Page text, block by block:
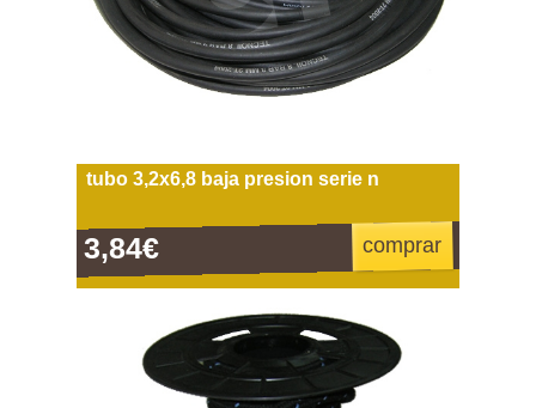
tubo 3,2x6,8 baja presion serie n
3,84€ comprar